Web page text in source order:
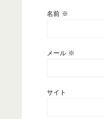
名前 ※
メール ※
サイト